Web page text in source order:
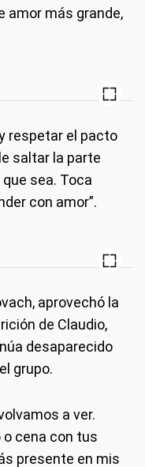
amor más grande,
respetar el pacto
saltar la parte
sea. Toca
con amor”.
aprovechó la
de Claudio,
desaparecido
grupo.
a ver.
o cena con tus
presente en mis